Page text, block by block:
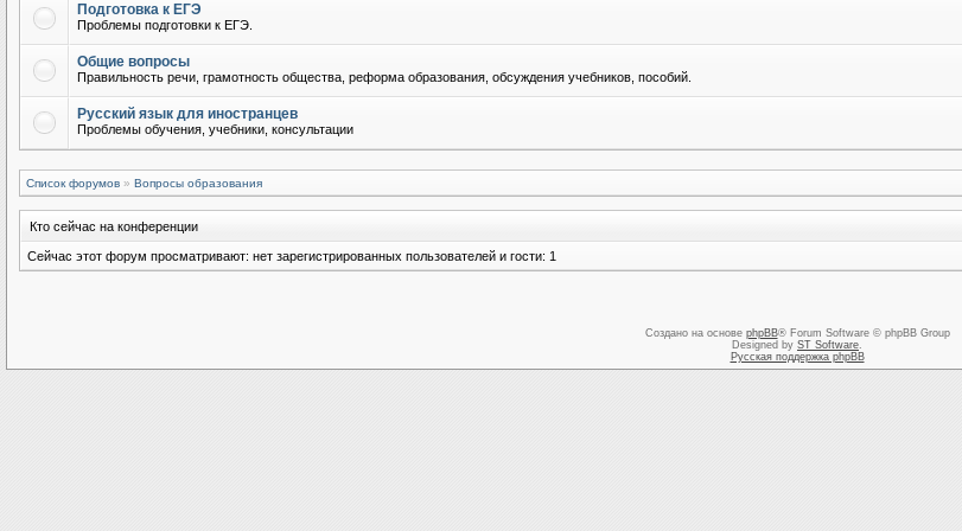
Подготовка к ЕГЭ
Проблемы подготовки к ЕГЭ.
Общие вопросы
Правильность речи, грамотность общества, реформа образования, обсуждения учебников, пособий.
Русский язык для иностранцев
Проблемы обучения, учебники, консультации
Список форумов » Вопросы образования
Кто сейчас на конференции
Сейчас этот форум просматривают: нет зарегистрированных пользователей и гости: 1
Создано на основе phpBB® Forum Software © phpBB Group
Designed by ST Software.
Русская поддержка phpBB